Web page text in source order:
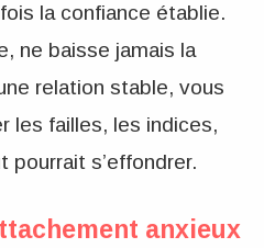
la confiance établie.
ne baisse jamais la
relation stable, vous
les failles, les indices,
pourrait s’effondrer.
anxieux